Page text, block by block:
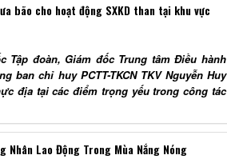
bão cho hoạt động SXKD than tại khu vực
Tập đoàn, Giám đốc Trung tâm Điều hành
ban chỉ huy PCTT-TKCN TKV Nguyễn Huy
địa tại các điểm trọng yếu trong công tác
Nhân Lao Động Trong Mùa Nắng Nóng